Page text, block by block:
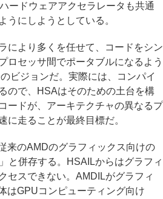
ードウェアアクセラレータも共通
うにしようとしている。
により多くを任せて、コードをシン
ロセッサ間でポータブルになるよう
ビジョンだ。実際には、コンパイ
ので、HSAはそのための土台を構
ードが、アーキテクチャの異なるプ
に走ることが最終目標だ。
来のAMDのグラフィックス向けの
と併存する。HSAILからはグラフィ
セスできない。AMDILがグラフィ
はGPUコンピューティング向け